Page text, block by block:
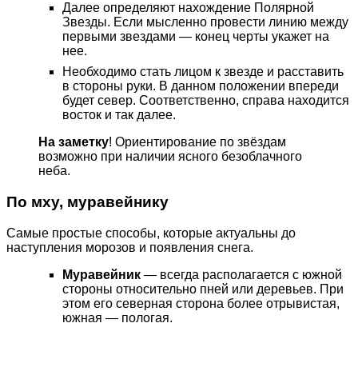
Далее определяют нахождение Полярной
Звезды. Если мысленно провести линию между
первыми звездами — конец черты укажет на
нее.
Необходимо стать лицом к звезде и расставить
в стороны руки. В данном положении впереди
будет север. Соответственно, справа находится
восток и так далее.
На заметку! Ориентирование по звёздам
возможно при наличии ясного безоблачного
неба.
По мху, муравейнику
Самые простые способы, которые актуальны до
наступления морозов и появления снега.
Муравейник — всегда располагается с южной
стороны относительно пней или деревьев. При
этом его северная сторона более отрывистая,
южная — пологая.